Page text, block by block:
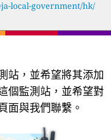
local-government/hk/
站，並希望將其添加
個監測站，並希望對
面與我們聯繫。